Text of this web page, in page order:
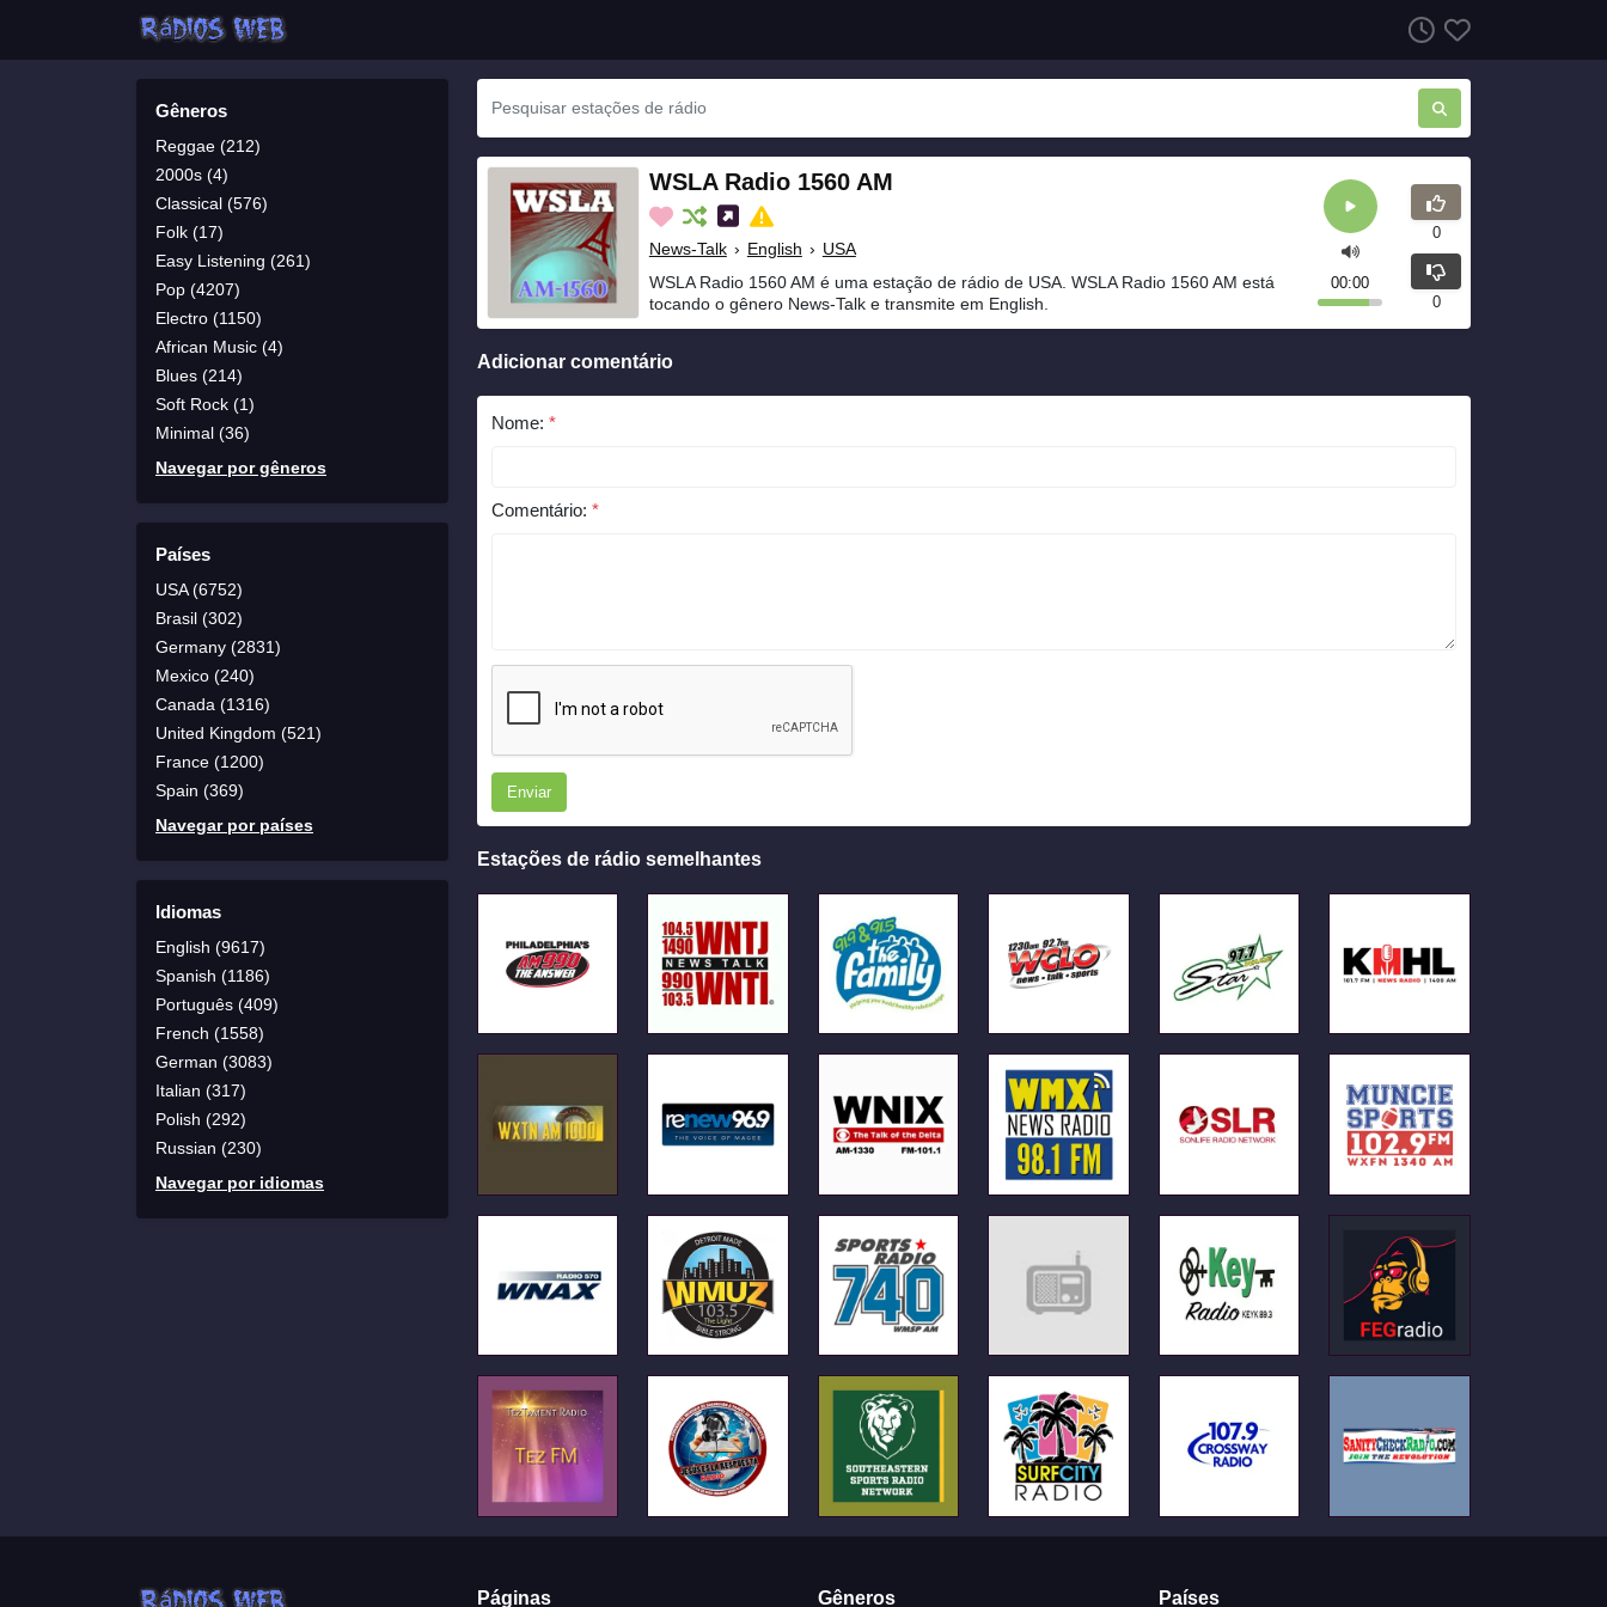
Gêneros
Reggae (212)
2000s (4)
Classical (576)
Folk (17)
Easy Listening (261)
Pop (4207)
Electro (1150)
African Music (4)
Blues (214)
Soft Rock (1)
Minimal (36)
Navegar por gêneros
Países
USA (6752)
Brasil (302)
Germany (2831)
Mexico (240)
Canada (1316)
United Kingdom (521)
France (1200)
Spain (369)
Navegar por países
Idiomas
English (9617)
Spanish (1186)
Português (409)
French (1558)
German (3083)
Italian (317)
Polish (292)
Russian (230)
Navegar por idiomas
WSLA Radio 1560 AM
News-Talk › English › USA
WSLA Radio 1560 AM é uma estação de rádio de USA. WSLA Radio 1560 AM está
tocando o gênero News-Talk e transmite em English.
00:00
0
0
Adicionar comentário
Nome: *
Comentário: *
Enviar
Estações de rádio semelhantes
Páginas Gêneros Países